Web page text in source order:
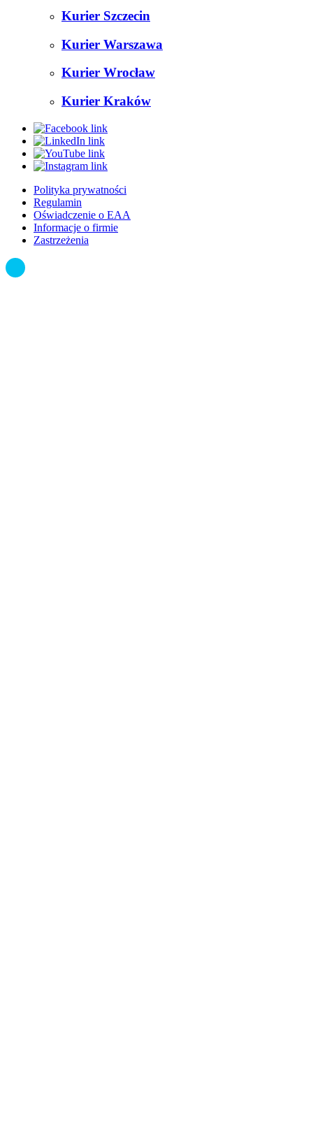
Kurier Szczecin
Kurier Warszawa
Kurier Wrocław
Kurier Kraków
Polityka prywatności
Regulamin
Oświadczenie o EAA
Informacje o firmie
Zastrzeżenia